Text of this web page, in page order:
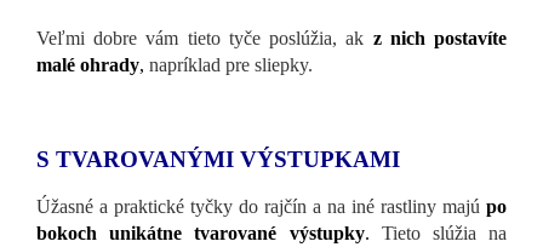
Veľmi dobre vám tieto tyče poslúžia, ak z nich postavíte
malé ohrady, napríklad pre sliepky.
S TVAROVANÝMI VÝSTUPKAMI
Úžasné a praktické tyčky do rajčín a na iné rastliny majú po
bokoch unikátne tvarované výstupky. Tieto slúžia na